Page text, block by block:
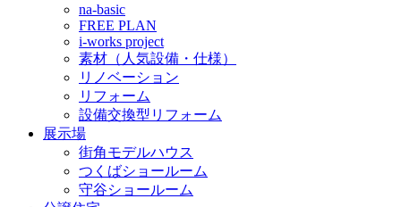
na-basic
FREE PLAN
i-works project
素材（人気設備・仕様）
リノベーション
リフォーム
設備交換型リフォーム
展示場
街角モデルハウス
つくばショールーム
守谷ショールーム